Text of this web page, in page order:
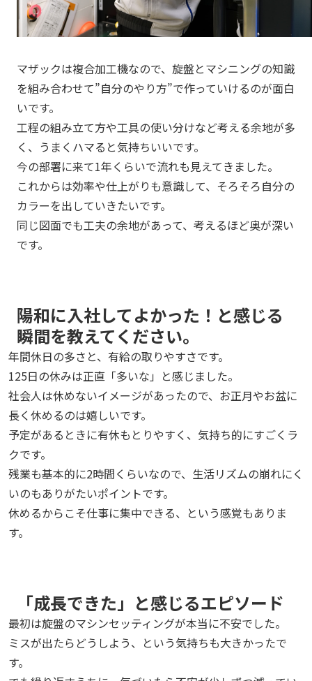
マザックは複合加工機なので、旋盤とマシニングの知識
を組み合わせて”自分のやり方”で作っていけるのが面白
いです。
工程の組み立て方や工具の使い分けなど考える余地が多
く、うまくハマると気持ちいいです。
今の部署に来て1年くらいで流れも見えてきました。
これからは効率や仕上がりも意識して、そろそろ自分の
カラーを出していきたいです。
同じ図面でも工夫の余地があって、考えるほど奥が深い
です。
陽和に入社してよかった！と感じる
瞬間を教えてください。
年間休日の多さと、有給の取りやすさです。
125日の休みは正直「多いな」と感じました。
社会人は休めないイメージがあったので、お正月やお盆に
長く休めるのは嬉しいです。
予定があるときに有休もとりやすく、気持ち的にすごくラ
クです。
残業も基本的に2時間くらいなので、生活リズムの崩れにく
いのもありがたいポイントです。
休めるからこそ仕事に集中できる、という感覚もありま
す。
「成長できた」と感じるエピソード
最初は旋盤のマシンセッティングが本当に不安でした。
ミスが出たらどうしよう、という気持ちも大きかったで
す。